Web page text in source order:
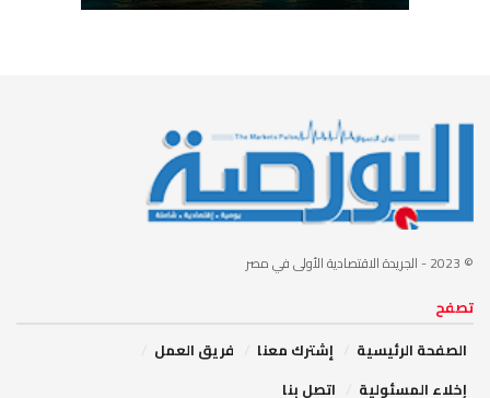
© 2023 - الجريدة الاقتصادية الأولى في مصر
تصفح
الصفحة الرئيسية
إشترك معنا
فريق العمل
إخلاء المسئولية
اتصل بنا